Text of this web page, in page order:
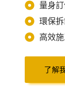
量身
環保
高效
了解